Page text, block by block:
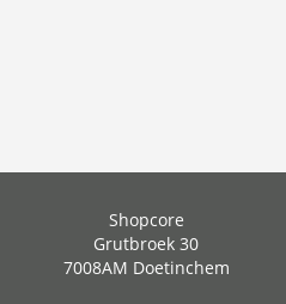
Shopcore
Grutbroek 30
7008AM Doetinchem